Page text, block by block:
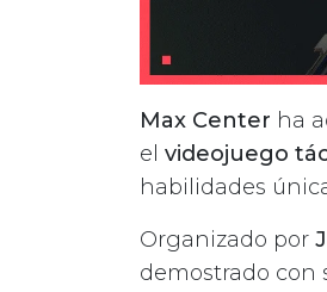
Max Center ha
el videojuego
habilidades
Organizado por
demostrado con